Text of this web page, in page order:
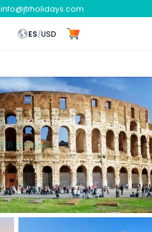
info@jtrholidays.com
ES/USD